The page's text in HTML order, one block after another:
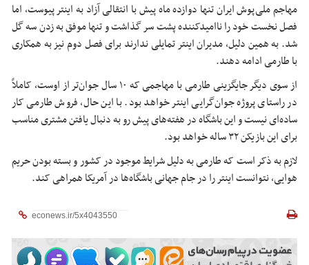
مهاجم ملی‌پوش ایران تنها دوازده ماه پیش با انتقالی آزاد به اینتر پیوست، اما
فصل نخست خود را ناامیدکننده پشت سر گذاشت و تنها موفق به زدن سه گل
شد. به همین دلیل، مدیران اینتر تمایلی ندارند برای فصل دوم نیز به همکاری
با طارمی ادامه دهند.
از سوی دیگر جایگزینی طارمی با مهاجمی که ۱۰ سال جوان‌تر از اوست، کاملاً
در راستای پروژه جوان‌گرایی اینتر خواهد بود. با این حال، فروش طارمی کار
ساده‌ای نیست و این باشگاه در هفته‌های پیش رو به دنبال یافتن مشتری مناسب
برای این بازیکن ۳۲ ساله خواهد بود.
لازم به ذکر است که طارمی به دلیل شرایط موجود در کشور و بسته بودن حریم
هوایی، نتوانست اینتر را در جام جهانی باشگاه‌ها در آمریکا همراهی کند.